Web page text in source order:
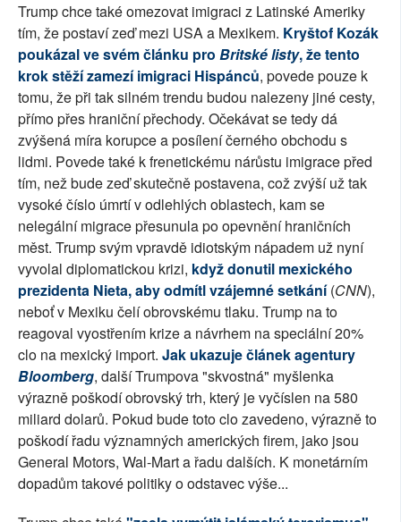
Trump chce také omezovat imigraci z Latinské Ameriky
tím, že postaví zeď mezi USA a Mexikem. Kryštof Kozák
poukázal ve svém článku pro Britské listy, že tento
krok stěží zamezí imigraci Hispánců, povede pouze k
tomu, že při tak silném trendu budou nalezeny jiné cesty,
přímo přes hraniční přechody. Očekávat se tedy dá
zvýšená míra korupce a posílení černého obchodu s
lidmi. Povede také k frenetickému nárůstu imigrace před
tím, než bude zeď skutečně postavena, což zvýší už tak
vysoké číslo úmrtí v odlehlých oblastech, kam se
nelegální migrace přesunula po opevnění hraničních
měst. Trump svým vpravdě idiotským nápadem už nyní
vyvolal diplomatickou krizi, když donutil mexického
prezidenta Nieta, aby odmítl vzájemné setkání (CNN),
neboť v Mexiku čelí obrovskému tlaku. Trump na to
reagoval vyostřením krize a návrhem na speciální 20%
clo na mexický import. Jak ukazuje článek agentury
Bloomberg, další Trumpova "skvostná" myšlenka
výrazně poškodí obrovský trh, který je vyčíslen na 580
miliard dolarů. Pokud bude toto clo zavedeno, výrazně to
poškodí řadu významných amerických firem, jako jsou
General Motors, Wal-Mart a řadu dalších. K monetárním
dopadům takové politiky o odstavec výše...